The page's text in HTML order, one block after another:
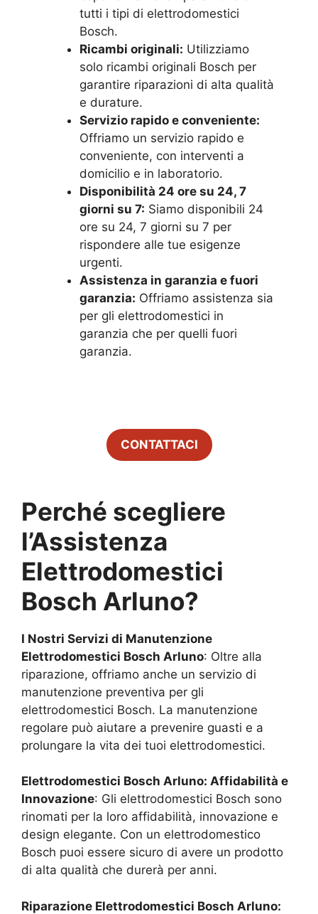
tutti i tipi di elettrodomestici
Bosch.
Ricambi originali: Utilizziamo
solo ricambi originali Bosch per
garantire riparazioni di alta qualità
e durature.
Servizio rapido e conveniente:
Offriamo un servizio rapido e
conveniente, con interventi a
domicilio e in laboratorio.
Disponibilità 24 ore su 24, 7
giorni su 7: Siamo disponibili 24
ore su 24, 7 giorni su 7 per
rispondere alle tue esigenze
urgenti.
Assistenza in garanzia e fuori
garanzia: Offriamo assistenza sia
per gli elettrodomestici in
garanzia che per quelli fuori
garanzia.
CONTATTACI
Perché scegliere
l’Assistenza
Elettrodomestici
Bosch Arluno?
I Nostri Servizi di Manutenzione
Elettrodomestici Bosch Arluno: Oltre alla
riparazione, offriamo anche un servizio di
manutenzione preventiva per gli
elettrodomestici Bosch. La manutenzione
regolare può aiutare a prevenire guasti e a
prolungare la vita dei tuoi elettrodomestici.
Elettrodomestici Bosch Arluno: Affidabilità e
Innovazione: Gli elettrodomestici Bosch sono
rinomati per la loro affidabilità, innovazione e
design elegante. Con un elettrodomestico
Bosch puoi essere sicuro di avere un prodotto
di alta qualità che durerà per anni.
Riparazione Elettrodomestici Bosch Arluno: